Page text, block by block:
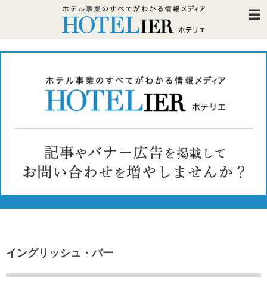
イングリッシュ・バー